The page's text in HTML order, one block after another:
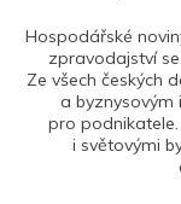
Hospodářské
zpravodajství
Ze všech českých
a byznysovým
pro
i světovými